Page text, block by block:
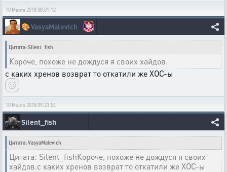
10 Марта 2018 08:01:12
🎨VasyaMalevich
Цитата: Silent_fish
Короче, похоже не дождуся я своих хайдов.
с каких хренов возврат то откатили же ХОС-ы
10 Марта 2018 09:23:54
Silent_fish
Цитата: VasyaMalevich
Цитата: Silent_fishКороче, похоже не дождуся я своих
хайдов.с каких хренов возврат то откатили же ХОС-ы